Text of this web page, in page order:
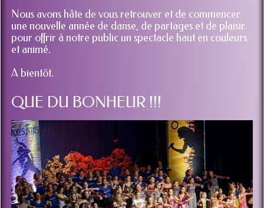
Nous avons hâte de vous retrouver et de commencer
une nouvelle année de danse, de partages et de plaisir
pour offrir à notre public un spectacle haut en couleurs
et animé.
A bientôt.
QUE DU BONHEUR !!!